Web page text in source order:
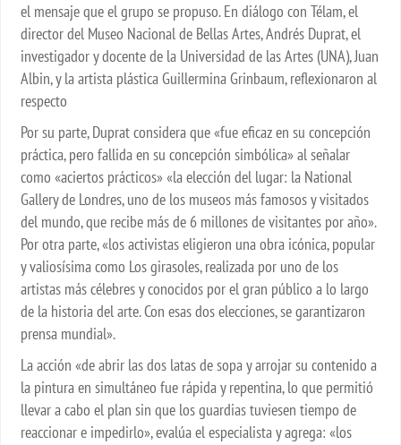
el mensaje que el grupo se propuso. En diálogo con Télam, el
director del Museo Nacional de Bellas Artes, Andrés Duprat, el
investigador y docente de la Universidad de las Artes (UNA), Juan
Albin, y la artista plástica Guillermina Grinbaum, reflexionaron al
respecto
Por su parte, Duprat considera que «fue eficaz en su concepción
práctica, pero fallida en su concepción simbólica» al señalar
como «aciertos prácticos» «la elección del lugar: la National
Gallery de Londres, uno de los museos más famosos y visitados
del mundo, que recibe más de 6 millones de visitantes por año».
Por otra parte, «los activistas eligieron una obra icónica, popular
y valiosísima como Los girasoles, realizada por uno de los
artistas más célebres y conocidos por el gran público a lo largo
de la historia del arte. Con esas dos elecciones, se garantizaron
prensa mundial».
La acción «de abrir las dos latas de sopa y arrojar su contenido a
la pintura en simultáneo fue rápida y repentina, lo que permitió
llevar a cabo el plan sin que los guardias tuviesen tiempo de
reaccionar e impedirlo», evalúa el especialista y agrega: «los